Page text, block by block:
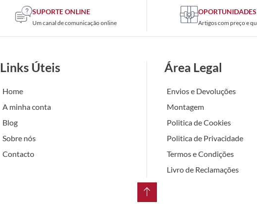
SUPORTE ONLINE
Um canal de comunicação online
OPORTUNIDADES
Artigos com preço e
Links Úteis
Home
A minha conta
Blog
Sobre nós
Contacto
Área Legal
Envios e Devoluções
Montagem
Politica de Cookies
Politica de Privacidade
Termos e Condições
Livro de Reclamações